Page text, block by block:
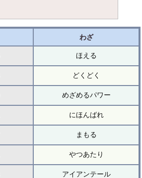
わざ
ほえる
どくどく
めざめるパワー
にほんばれ
まもる
やつあたり
アイアンテール